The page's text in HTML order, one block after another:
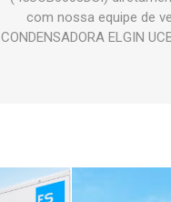
com nossa equipe de
CONDENSADORA ELGIN